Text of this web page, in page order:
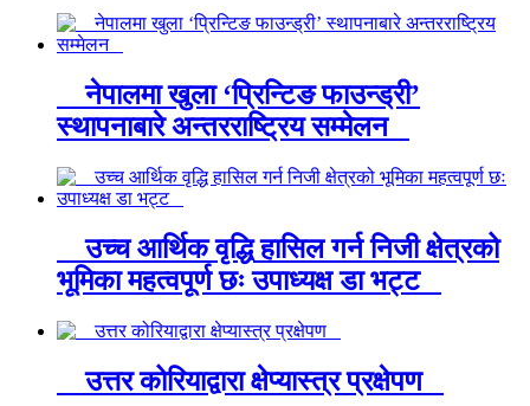
नेपालमा खुला ‘प्रिन्टिङ फाउन्ड्री’
स्थापनाबारे अन्तरराष्ट्रिय सम्मेलन
उच्च आर्थिक वृद्धि हासिल गर्न निजी क्षेत्रको
भूमिका महत्वपूर्ण छः उपाध्यक्ष डा भट्ट
उत्तर कोरियाद्वारा क्षेप्यास्त्र प्रक्षेपण